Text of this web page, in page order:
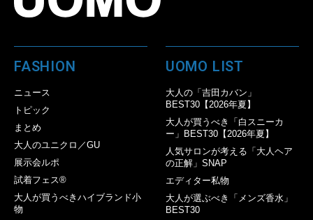
FASHION
ニュース
トピック
まとめ
大人のユニクロ／GU
展示会ルポ
試着フェス®︎
大人が買うべきハイブランド小
物
UOMO LIST
大人の「吉田カバン」
BEST30【2026年夏】
大人が買うべき「白スニーカ
ー」BEST30【2026年夏】
人気サロンが考える「大人ヘア
の正解」SNAP
エディター私物
大人が選ぶべき「メンズ香水」
BEST30